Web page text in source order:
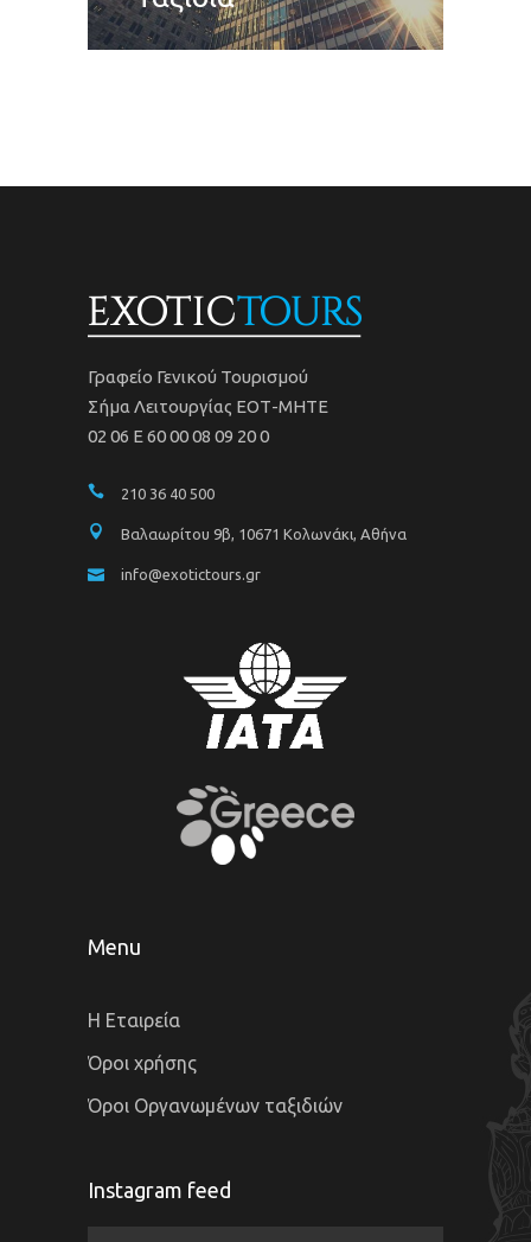
Γραφείο Γενικού Τουρισμού
Σήμα Λειτουργίας ΕΟΤ-ΜΗΤΕ
02 06 Ε 60 00 08 09 20 0
210 36 40 500
Βαλαωρίτου 9β, 10671 Κολωνάκι, Αθήνα
info@exotictours.gr
Menu
Η Εταιρεία
Όροι χρήσης
Όροι Οργανωμένων ταξιδιών
Instagram feed